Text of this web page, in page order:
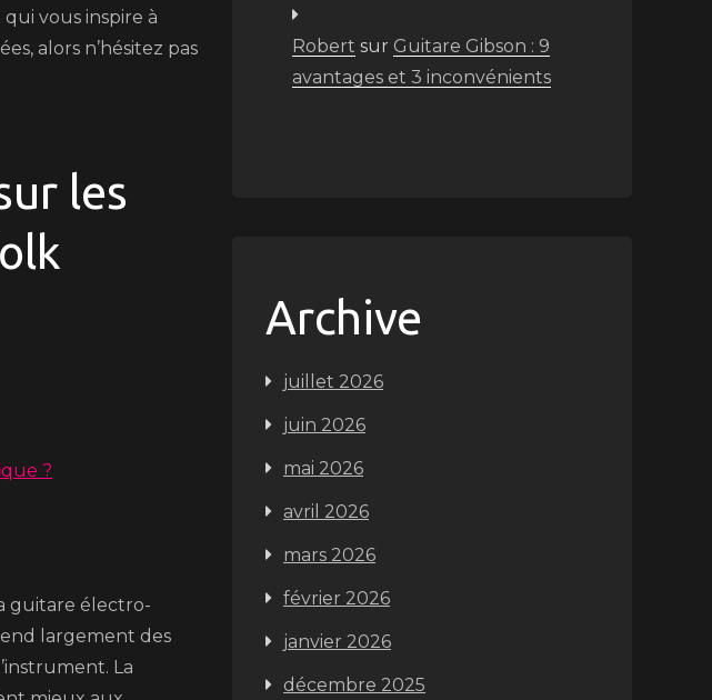
vous inspire à
alors n’hésitez pas
les
?
guitare électro-
largement des
La
Robert sur Guitare Gibson : 9
avantages et 3 inconvénients
Archive
juillet 2026
juin 2026
mai 2026
avril 2026
mars 2026
février 2026
janvier 2026
décembre 2025